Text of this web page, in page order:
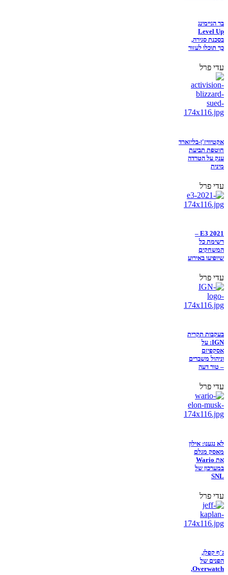
בר הגיימינג
Level Up
בסכנת סגירה,
כך תוכלו לעזור
עדי פרל
אקטיוויז'ן-בליזארד
חוטפת תביעת
ענק על הטרדה
מינית
עדי פרל
E3 2021 –
רשימת כל
המשחקים
שיופיעו באירוע
עדי פרל
בעקבות תקרית
IGN: על
אסקפיזם
וניהול משברים
– טור דעה
עדי פרל
לא נגענו: אילון
מאסק מגלם
את Wario
במערכון של
SNL
עדי פרל
ג'ף קפלן,
הפנים של
Overwatch,